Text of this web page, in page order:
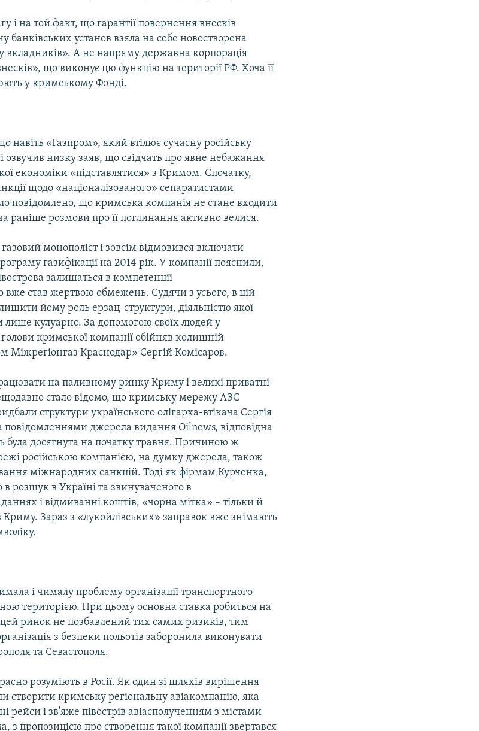
і на той факт, що гарантії повернення внесків
банківських установ взяла на себе новостворена
вкладників». А не напряму державна корпорація
що виконує цю функцію на території РФ. Хоча її
у кримському Фонді.
«Газпром», який втілює сучасну російську
озвучив низку заяв, що свідчать про явне небажання
економіки «підставлятися» з Кримом. Спочатку,
щодо «націоналізованого» сепаратистами
повідомлено, що кримська компанія не стане входити
раніше розмови про її поглинання активно велися.
монополіст і зовсім відмовився включати
газифікації на 2014 рік. У компанії пояснили,
залишаться в компетенції
став жертвою обмежень. Судячи з усього, в цій
йому роль ерзац-структури, діяльністю якої
лише кулуарно. За допомогою своїх людей у
кримської компанії обійняв колишній
Міжрегіонгаз Краснодар» Сергій Комісаров.
на паливному ринку Криму і великі приватні
стало відомо, що кримську мережу АЗС
структури українського олігарха-втікача Сергія
повідомленнями джерела видання Oilnews, відповідна
була досягнута на початку травня. Причиною ж
російською компанією, на думку джерела, також
міжнародних санкцій. Тоді як фірмам Курченка,
розшук в Україні та звинуваченого в
і відмиванні коштів, «чорна мітка» – тільки й
Зараз з «лукойлівських» заправок вже знімають
і чималу проблему організації транспортного
територією. При цьому основна ставка робиться на
цей ринок не позбавлений тих самих ризиків, тим
з безпеки польотів заборонила виконувати
та Севастополя.
розуміють в Росії. Як один зі шляхів вирішення
створити кримську регіональну авіакомпанію, яка
рейси і зв'яже півострів авіасполученням з містами
з пропозицією про створення такої компанії звертався